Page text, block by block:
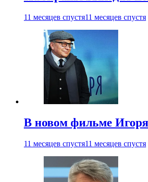
11 месяцев спустя11 месяцев спустя
В новом фильме
11 месяцев спустя11 месяцев спустя